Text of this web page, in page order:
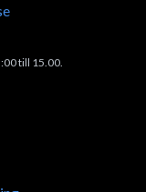
till 15.00.